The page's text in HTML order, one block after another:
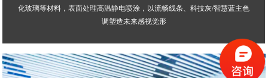
化玻璃等材料，表面处理高温静电喷涂，以流畅线条、科技灰/智慧蓝主色
调塑造未来感视觉形